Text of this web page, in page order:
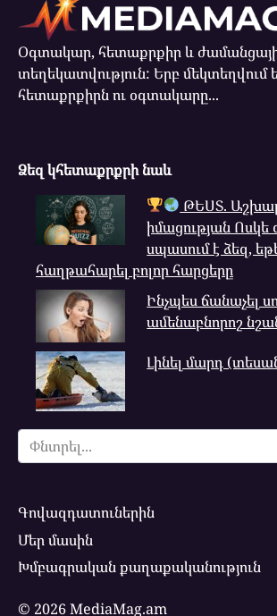
Օգտակար, հետաքրքիր և
տեղեկատվություն: Երբ մեկտեղվում
հետաքրքիրն ու օգտակարը...
Ձեզ կհետաքրքրի նաև
ԹԵՍՏ.
իմացության
սպասում է ձեզ,
հաղթահարել բոլոր հարցերը
Ինչպես ճանաչել
ամենաբնորոշ
Լինել մարդ
Search
for:
Գովազդատուներին
Մեր մասին
Խմբագրական քաղաքականություն
© 2026 MediaMag.am